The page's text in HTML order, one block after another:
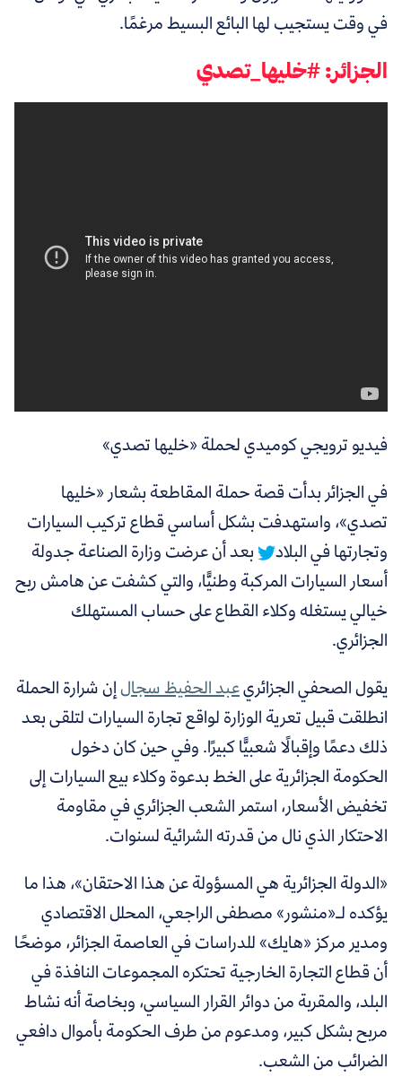
في وقت يستجيب لها البائع البسيط مرغمًا.
الجزائر: #خليها_تصدي
فيديو ترويجي كوميدي لحملة «خليها تصدي»
في الجزائر بدأت قصة حملة المقاطعة بشعار «خليها
تصدي»، واستهدفت بشكل أساسي قطاع تركيب السيارات
وتجارتها في البلاد
بعد أن عرضت وزارة الصناعة جدولة
أسعار السيارات المركبة وطنيًّا، والتي كشفت عن هامش ربح
خيالي يستغله وكلاء القطاع على حساب المستهلك
الجزائري.
يقول الصحفي الجزائريعبد الحفيظ سجالإن شرارة الحملة
انطلقت قبيل تعرية الوزارة لواقع تجارة السيارات لتلقى بعد
ذلك دعمًا وإقبالًا شعبيًّا كبيرًا. وفي حين كان دخول
الحكومة الجزائرية على الخط بدعوة وكلاء بيع السيارات إلى
تخفيض الأسعار، استمر الشعب الجزائري في مقاومة
الاحتكار الذي نال من قدرته الشرائية لسنوات.
«الدولة الجزائرية هي المسؤولة عن هذا الاحتقان»، هذا ما
يؤكده لـ«منشور» مصطفى الراجعي، المحلل الاقتصادي
ومدير مركز «هايك» للدراسات في العاصمة الجزائر، موضحًا
أن قطاع التجارة الخارجية تحتكره المجموعات النافذة في
البلد، والمقربة من دوائر القرار السياسي، وبخاصة أنه نشاط
مربح بشكل كبير، ومدعوم من طرف الحكومة بأموال دافعي
الضرائب من الشعب.